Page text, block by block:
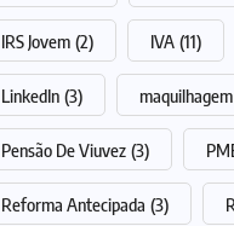
IRS Jovem (2) IVA (11)
LinkedIn (3) maquilhagem
Pensão De Viuvez (3)
Reforma Antecipada (3)